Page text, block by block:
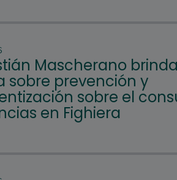
Mascherano
sobre prevención y
sobre el
en Fighiera